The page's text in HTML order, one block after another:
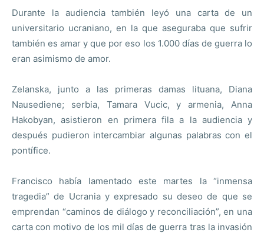
Durante la audiencia también leyó una carta de un
universitario ucraniano, en la que aseguraba que sufrir
también es amar y que por eso los 1.000 días de guerra lo
eran asimismo de amor.
Zelanska, junto a las primeras damas lituana, Diana
Nausediene; serbia, Tamara Vucic, y armenia, Anna
Hakobyan, asistieron en primera fila a la audiencia y
después pudieron intercambiar algunas palabras con el
pontífice.
Francisco había lamentado este martes la “inmensa
tragedia” de Ucrania y expresado su deseo de que se
emprendan “caminos de diálogo y reconciliación”, en una
carta con motivo de los mil días de guerra tras la invasión